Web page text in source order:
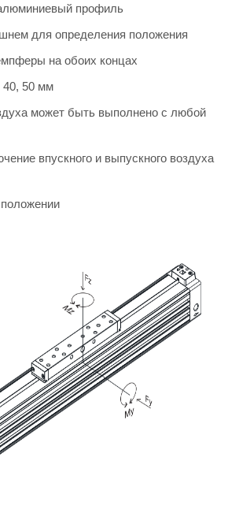
профиль
для определения положения
на обоих концах
40, 50 мм
может быть выполнено с любой
впускного и выпускного воздуха